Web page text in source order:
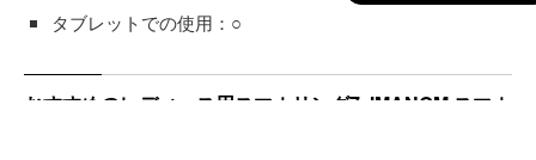
タブレットでの使用：○
おすすめのレディース用スマホリング7. IMANOM スマホ